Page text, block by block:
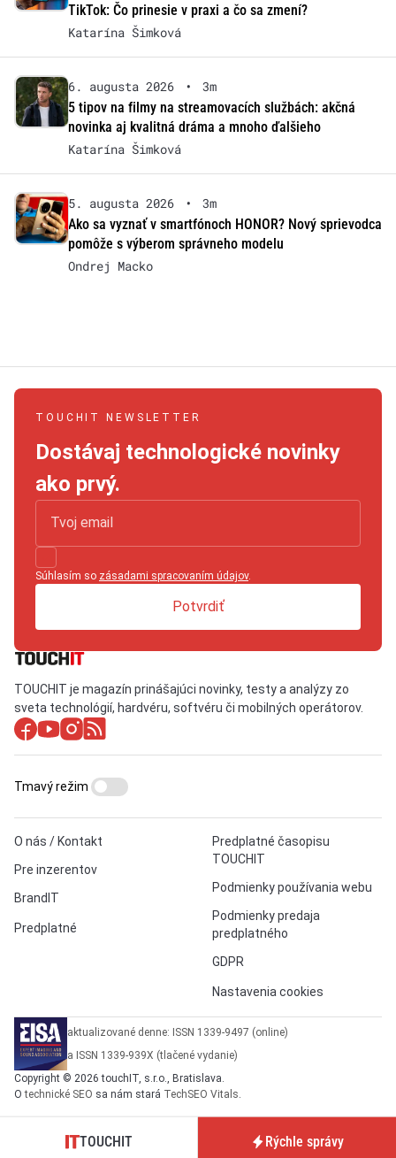
TikTok: Čo prinesie v praxi a čo sa zmení?
Katarína Šimková
6. augusta 2026 •
3m
5 tipov na filmy na streamovacích službách: akčná
novinka aj kvalitná dráma a mnoho ďalšieho
Katarína Šimková
5. augusta 2026 •
3m
Ako sa vyznať v smartfónoch HONOR? Nový sprievodca
pomôže s výberom správneho modelu
Ondrej Macko
TOUCHIT NEWSLETTER
Dostávaj technologické novinky
ako prvý.
Súhlasím so zásadami spracovaním údajov.
Potvrdiť
TOUCHIT je magazín prinášajúci novinky, testy a analýzy zo
sveta technológií, hardvéru, softvéru či mobilných operátorov.
O nás / Kontakt
Pre inzerentov
BrandIT
Predplatné
Predplatné časopisu
TOUCHIT
Podmienky používania webu
Podmienky predaja
predplatného
GDPR
Nastavenia cookies
Tmavý režim
aktualizované denne: ISSN 1339-9497 (online)
a ISSN 1339-939X (tlačené vydanie)
Copyright © 2026 touchIT, s.r.o., Bratislava.
Otechnické SEO sa nám stará TechSEO Vitals.
TOUCHIT Rýchle správy